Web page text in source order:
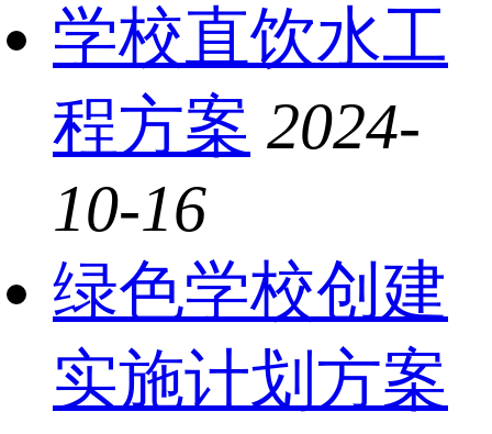
学校直饮水工
程方案 2024-
10-16
绿色学校创建
实施计划方案